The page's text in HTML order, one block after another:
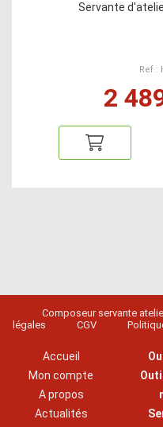
Servante
Ref :
2
Composeur servante
légales
CGV
Accueil
Mon compte
A propos
Actualités